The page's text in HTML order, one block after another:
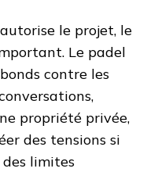
le projet, le
Le padel
contre les
propriété privée,
des tensions si
limites